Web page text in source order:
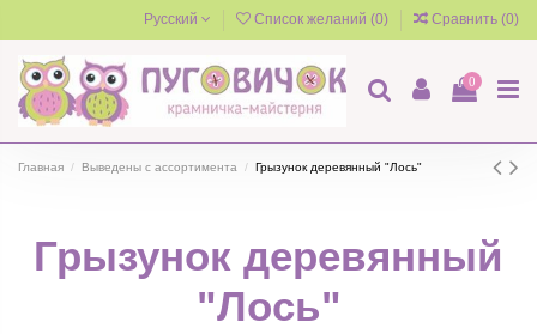
Русский Список желаний (0) Сравнить (0)
0
Главная Выведены с ассортимента Грызунок деревянный "Лось"
Грызунок деревянный
"Лось"